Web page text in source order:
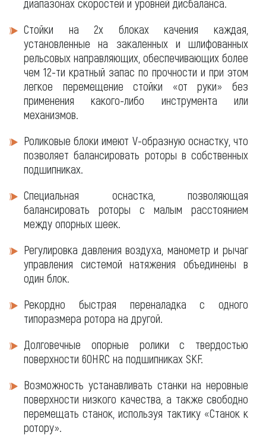
диапазонах скоростей и уровней дисбаланса.
Стойки на 2х блоках качения каждая,
установленные на закаленных и шлифованных
рельсовых направляющих, обеспечивающих более
чем 12-ти кратный запас по прочности и при этом
легкое перемещение стойки «от руки» без
применения какого-либо инструмента или
механизмов.
Роликовые блоки имеют V-образную оснастку, что
позволяет балансировать роторы в собственных
подшипниках.
Специальная оснастка, позволяющая
балансировать роторы с малым расстоянием
между опорных шеек.
Регулировка давления воздуха, манометр и рычаг
управления системой натяжения объединены в
один блок.
Рекордно быстрая переналадка с одного
типоразмера ротора на другой.
Долговечные опорные ролики с твердостью
поверхности 60HRC на подшипниках SKF.
Возможность устанавливать станки на неровные
поверхности низкого качества, а также свободно
перемещать станок, используя тактику «Станок к
ротору».